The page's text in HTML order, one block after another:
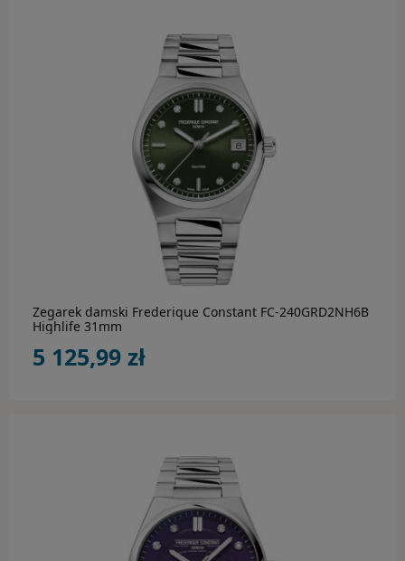
BIŻUTERIA
Diesel
Bossart
Inne marki
Guess
Hugo Boss
Daniel Wellington
Emporio Armani
Calvin Klein
Ania Haie
Zegarek damski Frederique Constant FC-240GRD2NH6B
Highlife 31mm
5 125,99 zł
do koszyka